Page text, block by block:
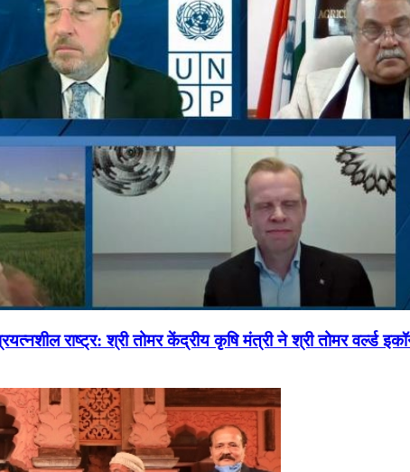
राष्ट्र: श्री तोमर केंद्रीय कृषि मंत्री ने श्री तोमर वर्ल्ड